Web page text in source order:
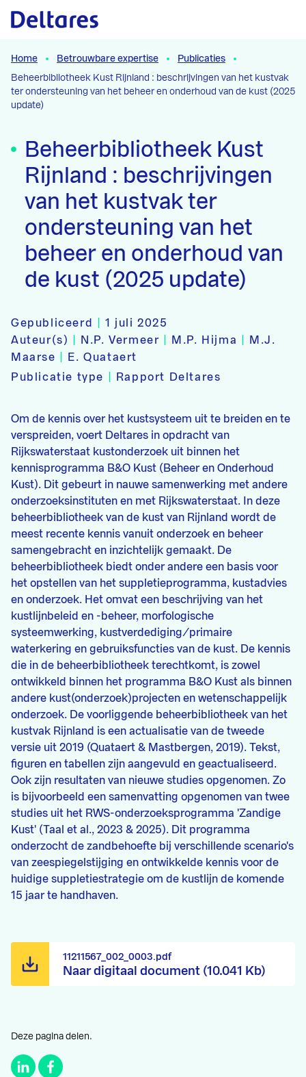
Naar hoofdcontent
Home Betrouwbare expertise
Publicaties
Beheerbibliotheek Kust Rijnland : beschrijvingen van het kustvak
ter ondersteuning van het beheer en onderhoud van de kust (2025
update)
Beheerbibliotheek Kust
Rijnland : beschrijvingen
van het kustvak ter
ondersteuning van het
beheer en onderhoud van
de kust (2025 update)
Gepubliceerd |1 juli 2025
Auteur(s)
N.P. Vermeer M.P. Hijma
M.J.
Maarse
E. Quataert
Publicatie type
Rapport Deltares
Om de kennis over het kustsysteem uit te breiden en te
verspreiden, voert Deltares in opdracht van
Rijkswaterstaat kustonderzoek uit binnen het
kennisprogramma B&O Kust (Beheer en Onderhoud
Kust). Dit gebeurt in nauwe samenwerking met andere
onderzoeksinstituten en met Rijkswaterstaat. In deze
beheerbibliotheek van de kust van Rijnland wordt de
meest recente kennis vanuit onderzoek en beheer
samengebracht en inzichtelijk gemaakt. De
beheerbibliotheek biedt onder andere een basis voor
het opstellen van het suppletieprogramma, kustadvies
en onderzoek. Het omvat een beschrijving van het
kustlijnbeleid en -beheer, morfologische
systeemwerking, kustverdediging/primaire
waterkering en gebruiksfuncties van de kust. De kennis
die in de beheerbibliotheek terechtkomt, is zowel
ontwikkeld binnen het programma B&O Kust als binnen
andere kust(onderzoek)projecten en wetenschappelijk
onderzoek. De voorliggende beheerbibliotheek van het
kustvak Rijnland is een actualisatie van de tweede
versie uit 2019 (Quataert & Mastbergen, 2019). Tekst,
figuren en tabellen zijn aangevuld en geactualiseerd.
Ook zijn resultaten van nieuwe studies opgenomen. Zo
is bijvoorbeeld een samenvatting opgenomen van twee
studies uit het RWS-onderzoeksprogramma 'Zandige
Kust' (Taal et al., 2023 & 2025). Dit programma
onderzocht de zandbehoefte bij verschillende scenario's
van zeespiegelstijging en ontwikkelde kennis voor de
huidige suppletiestrategie om de kustlijn de komende
15 jaar te handhaven.
Naar digitaal document (10.041 Kb)
11211567_002_0003.pdf
Deze pagina delen.